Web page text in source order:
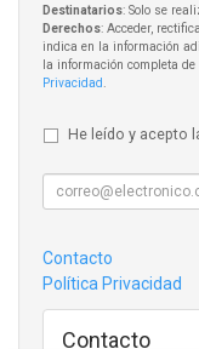
Destinatarios: Solo se
Derechos: Acceder,
indica en la información
la información completa
Privacidad
He leído y acepto
Contacto
Política Privacidad
Contacto